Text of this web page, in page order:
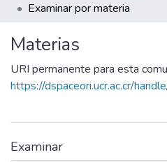
Examinar por materia
Materias
URI permanente para esta
https://dspaceori.ucr.ac.cr/
Examinar